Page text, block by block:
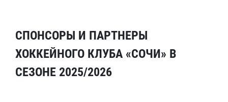
СПОНСОРЫ И ПАРТНЕРЫ
ХОККЕЙНОГО КЛУБА «СОЧИ» В
СЕЗОНЕ 2025/2026